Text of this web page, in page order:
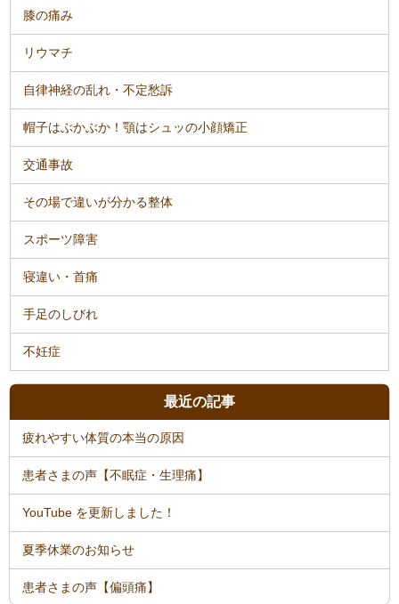
膝の痛み
リウマチ
自律神経の乱れ・不定愁訴
帽子はぶかぶか！顎はシュッの小顔矯正
交通事故
その場で違いが分かる整体
スポーツ障害
寝違い・首痛
手足のしびれ
不妊症
最近の記事
疲れやすい体質の本当の原因
患者さまの声【不眠症・生理痛】
YouTube を更新しました！
夏季休業のお知らせ
患者さまの声【偏頭痛】